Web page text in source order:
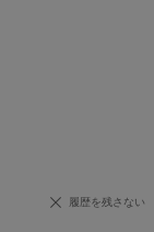
履歴を残さない